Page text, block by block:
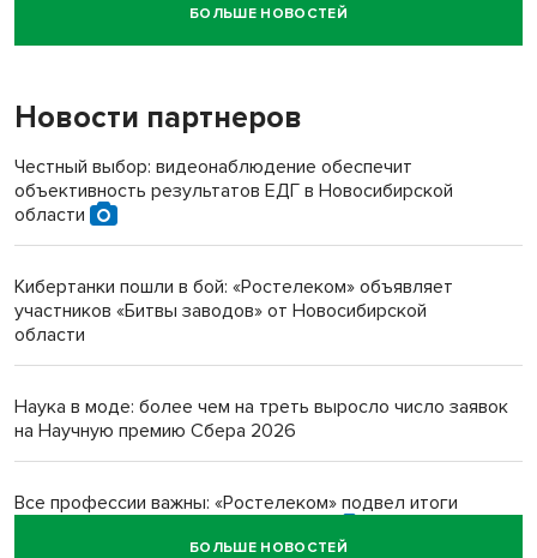
Новосибирский суд наказал водителя за смерть
пенсионерки на вокзале
«Мы живём на пастбище!»: в новосибирском селе лошади
терроризируют жителей
Инвалид получил условный срок за избиение врачей
протезом под Новосибирском
Новосибирский преподаватель с женой вошли в топ-16
многодетных в России
Обновлённое отделение ВТБ открылось в Искитиме
БОЛЬШЕ НОВОСТЕЙ
Новости партнеров
Честный выбор: видеонаблюдение обеспечит
объективность результатов ЕДГ в Новосибирской
области
Кибертанки пошли в бой: «Ростелеком» объявляет
участников «Битвы заводов» от Новосибирской
области
Наука в моде: более чем на треть выросло число заявок
на Научную премию Сбера 2026
Все профессии важны: «Ростелеком» подвел итоги
БОЛЬШЕ НОВОСТЕЙ